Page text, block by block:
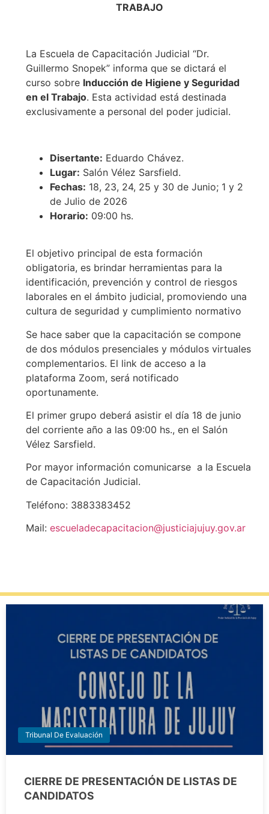
TRABAJO
La Escuela de Capacitación Judicial “Dr.
Guillermo Snopek” informa que se dictará el
curso sobre Inducción de Higiene y Seguridad
en el Trabajo. Esta actividad está destinada
exclusivamente a personal del poder judicial.
Disertante: Eduardo Chávez.
Lugar: Salón Vélez Sarsfield.
Fechas: 18, 23, 24, 25 y 30 de Junio; 1 y 2
de Julio de 2026
Horario: 09:00 hs.
El objetivo principal de esta formación
obligatoria, es brindar herramientas para la
identificación, prevención y control de riesgos
laborales en el ámbito judicial, promoviendo una
cultura de seguridad y cumplimiento normativo
Se hace saber que la capacitación se compone
de dos módulos presenciales y módulos virtuales
complementarios. El link de acceso a la
plataforma Zoom, será notificado
oportunamente.
El primer grupo deberá asistir el día 18 de junio
del corriente año a las 09:00 hs., en el Salón
Vélez Sarsfield.
Por mayor información comunicarse a la Escuela
de Capacitación Judicial.
Teléfono: 3883383452
Mail: escueladecapacitacion@justiciajujuy.gov.ar
Tribunal De Evaluación
CIERRE DE PRESENTACIÓN DE LISTAS DE
CANDIDATOS